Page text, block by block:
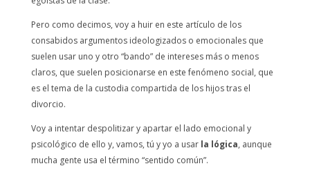
Pero como decimos, voy a huir en este artículo de los
consabidos argumentos ideologizados o emocionales que
suelen usar uno y otro “bando” de intereses más o menos
claros, que suelen posicionarse en este fenómeno social, que
es el tema de la custodia compartida de los hijos tras el
divorcio.
Voy a intentar despolitizar y apartar el lado emocional y
psicológico de ello y, vamos, tú y yo a usar la lógica, aunque
mucha gente usa el término “sentido común”.